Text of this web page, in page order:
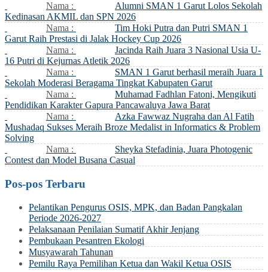
Nama :
Alumni SMAN 1 Garut Lolos Sekolah
Kedinasan AKMIL dan SPN 2026
Nama :
Tim Hoki Putra dan Putri SMAN 1
Garut Raih Prestasi di Jalak Hockey Cup 2026
Nama :
Jacinda Raih Juara 3 Nasional Usia U-
16 Putri di Kejurnas Atletik 2026
Nama :
SMAN 1 Garut berhasil meraih Juara 1
Sekolah Moderasi Beragama Tingkat Kabupaten Garut
Nama :
Muhamad Fadhlan Fatoni, Mengikuti
Pendidikan Karakter Gapura Pancawaluya Jawa Barat
Nama :
Azka Fawwaz Nugraha dan Al Fatih
Mushadaq Sukses Meraih Broze Medalist in Informatics & Problem
Solving
Nama :
Sheyka Stefadinia, Juara Photogenic
Contest dan Model Busana Casual
Pos-pos Terbaru
Pelantikan Pengurus OSIS, MPK, dan Badan Pangkalan
Periode 2026-2027
Pelaksanaan Penilaian Sumatif Akhir Jenjang
Pembukaan Pesantren Ekologi
Musyawarah Tahunan
Pemilu Raya Pemilihan Ketua dan Wakil Ketua OSIS